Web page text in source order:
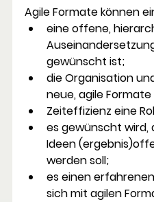
Agile Formate können
eine offene,
gewünscht ist;
die Organisation
neue, agile
Zeiteffizienz eine
es gewünscht wird,
Ideen
werden soll;
es einen
sich mit agilen